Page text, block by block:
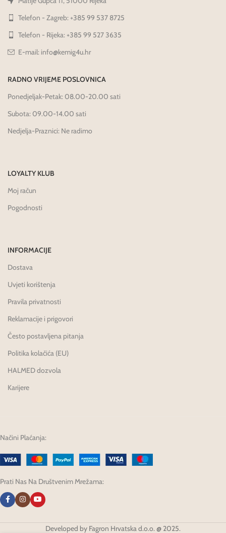
Telefon - Zagreb: +385 99 537 8725
Telefon - Rijeka: +385 99 527 3635
E-mail: info@kemig4u.hr
RADNO VRIJEME POSLOVNICA
Ponedjeljak-Petak: 08.00-20.00 sati
Subota: 09.00-14.00 sati
Nedjelja-Praznici: Ne radimo
LOYALTY KLUB
Moj račun
Pogodnosti
INFORMACIJE
Dostava
Uvjeti korištenja
Pravila privatnosti
Reklamacije i prigovori
Često postavljena pitanja
Politika kolačića (EU)
HALMED dozvola
Karijere
Načini Plaćanja:
Prati Nas Na Društvenim Mrežama:
Developed by Fagron Hrvatska d.o.o. @ 2025.